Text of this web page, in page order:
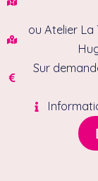
ou Atelier La
Sur